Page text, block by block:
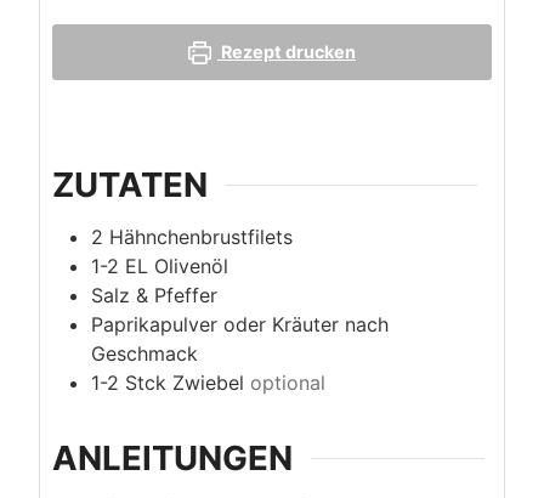
Rezept drucken
ZUTATEN
2 Hähnchenbrustfilets
1-2 EL Olivenöl
Salz & Pfeffer
Paprikapulver oder Kräuter nach
Geschmack
1-2 Stck Zwiebel optional
ANLEITUNGEN